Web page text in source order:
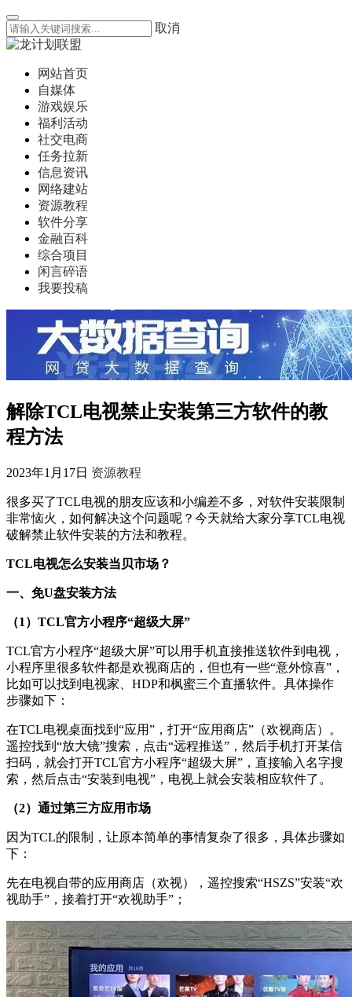
取消
网站首页
自媒体
游戏娱乐
福利活动
社交电商
任务拉新
信息资讯
网络建站
资源教程
软件分享
金融百科
综合项目
闲言碎语
我要投稿
解除TCL电视禁止安装第三方软件的教
程方法
2023年1月17日 资源教程
很多买了TCL电视的朋友应该和小编差不多，对软件安装限制
非常恼火，如何解决这个问题呢？今天就给大家分享TCL电视
破解禁止软件安装的方法和教程。
TCL电视怎么安装当贝市场？
一、免U盘安装方法
（1）TCL官方小程序“超级大屏”
TCL官方小程序“超级大屏”可以用手机直接推送软件到电视，
小程序里很多软件都是欢视商店的，但也有一些“意外惊喜”，
比如可以找到电视家、HDP和枫蜜三个直播软件。具体操作
步骤如下：
在TCL电视桌面找到“应用”，打开“应用商店”（欢视商店）。
遥控找到“放大镜”搜索，点击“远程推送”，然后手机打开某信
扫码，就会打开TCL官方小程序“超级大屏”，直接输入名字搜
索，然后点击“安装到电视”，电视上就会安装相应软件了。
（2）通过第三方应用市场
因为TCL的限制，让原本简单的事情复杂了很多，具体步骤如
下：
先在电视自带的应用商店（欢视），遥控搜索“HSZS”安装“欢
视助手”，接着打开“欢视助手”；